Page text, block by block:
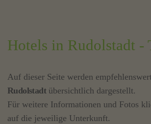
Hotels in Rudolstadt -
Auf dieser Seite werden
Rudolstadtübersichtlich dargestellt.
Für weitere Informationen und Fotos
auf die jeweilige Unterkunft.